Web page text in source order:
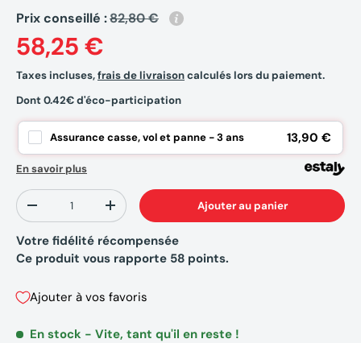
Prix conseillé :82,80 €
58,25 €
Taxes incluses,frais de livraisoncalculés lors du paiement.
Dont 0.42€ d'éco-participation
Assurance casse, vol et panne - 3 ans 13,90 €
En savoir plus
Qté
-
+ Ajouter au panier
Votre fidélité récompensée
Ce produit vous rapporte 58 points.
Ajouter à vos favoris
En stock - Vite, tant qu'il en reste !